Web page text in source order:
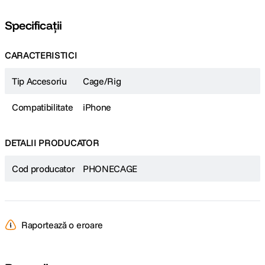
lumea audio wireless hands-free pentru o mare varietate de creatori de
continut, inclusiv personalitati YouTube si TikTok, vloggeri, jurnalisti mobili
care poate fi montat pe camera pentru a oferi o solutie portabila, all-
Specificații
CARACTERISTICI
Tip Accesoriu Cage/Rig
Compatibilitate iPhone
DETALII PRODUCATOR
Cod producator PHONECAGE
Raportează o eroare